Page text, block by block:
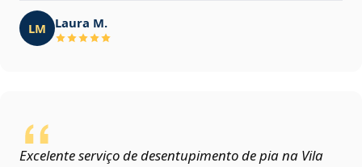
LM Laura M.
Excelente serviço de desentupimento de pia na Vila